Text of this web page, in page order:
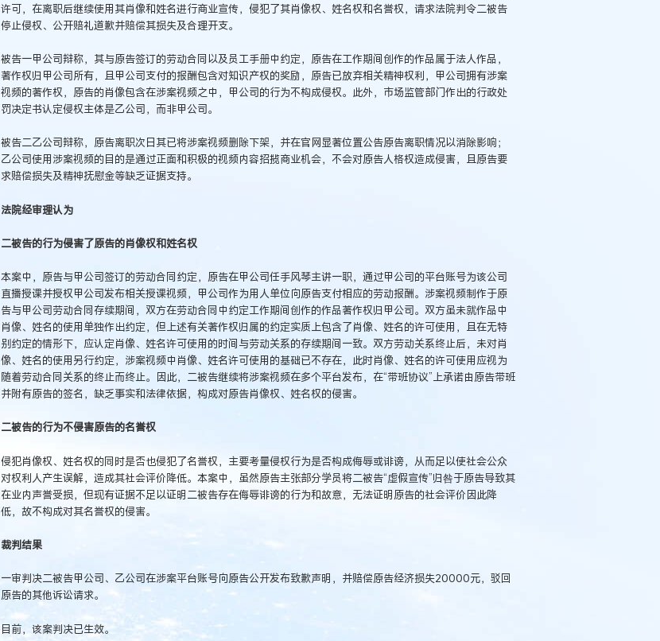
许可，在离职后继续使用其肖像和姓名进行商业宣传，侵犯了其肖像权、姓名权和名誉权，请求法院判令二被告
停止侵权、公开赔礼道歉并赔偿其损失及合理开支。
被告一甲公司辩称，其与原告签订的劳动合同以及员工手册中约定，原告在工作期间创作的作品属于法人作品，
著作权归甲公司所有，且甲公司支付的报酬包含对知识产权的奖励，原告已放弃相关精神权利，甲公司拥有涉案
视频的著作权，原告的肖像包含在涉案视频之中，甲公司的行为不构成侵权。此外，市场监管部门作出的行政处
罚决定书认定侵权主体是乙公司，而非甲公司。
被告二乙公司辩称，原告离职次日其已将涉案视频删除下架，并在官网显著位置公告原告离职情况以消除影响；
乙公司使用涉案视频的目的是通过正面和积极的视频内容招揽商业机会，不会对原告人格权造成侵害，且原告要
求赔偿损失及精神抚慰金等缺乏证据支持。
法院经审理认为
二被告的行为侵害了原告的肖像权和姓名权
本案中，原告与甲公司签订的劳动合同约定，原告在甲公司任手风琴主讲一职，通过甲公司的平台账号为该公司
直播授课并授权甲公司发布相关授课视频，甲公司作为用人单位向原告支付相应的劳动报酬。涉案视频制作于原
告与甲公司劳动合同存续期间，双方在劳动合同中约定工作期间创作的作品著作权归甲公司。双方虽未就作品中
肖像、姓名的使用单独作出约定，但上述有关著作权归属的约定实质上包含了肖像、姓名的许可使用，且在无特
别约定的情形下，应认定肖像、姓名许可使用的时间与劳动关系的存续期间一致。双方劳动关系终止后，未对肖
像、姓名的使用另行约定，涉案视频中肖像、姓名许可使用的基础已不存在，此时肖像、姓名的许可使用应视为
随着劳动合同关系的终止而终止。因此，二被告继续将涉案视频在多个平台发布，在“带班协议”上承诺由原告带班
并附有原告的签名，缺乏事实和法律依据，构成对原告肖像权、姓名权的侵害。
二被告的行为不侵害原告的名誉权
侵犯肖像权、姓名权的同时是否也侵犯了名誉权，主要考量侵权行为是否构成侮辱或诽谤，从而足以使社会公众
对权利人产生误解，造成其社会评价降低。本案中，虽然原告主张部分学员将二被告“虚假宣传”归咎于原告导致其
在业内声誉受损，但现有证据不足以证明二被告存在侮辱诽谤的行为和故意，无法证明原告的社会评价因此降
低，故不构成对其名誉权的侵害。
裁判结果
一审判决二被告甲公司、乙公司在涉案平台账号向原告公开发布致歉声明，并赔偿原告经济损失20000元，驳回
原告的其他诉讼请求。
目前，该案判决已生效。